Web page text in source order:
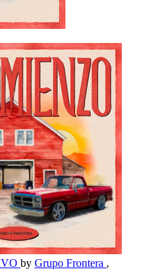
by Grupo Frontera ,